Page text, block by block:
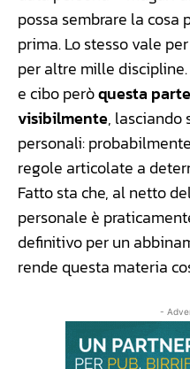
possa sembrare la cosa
prima. Lo stesso vale
per altre mille
e cibo peròquesta
visibilmente, lasciando
personali:
regole articolate a
Fatto sta che, al netto
personale è
definitivo per un
rende questa materia
-